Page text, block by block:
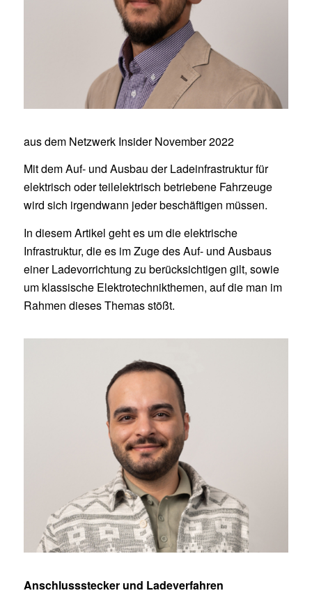
aus dem Netzwerk Insider November 2022
Mit dem Auf- und Ausbau der Ladeinfrastruktur für
elektrisch oder teilelektrisch betriebene Fahrzeuge
wird sich irgendwann jeder beschäftigen müssen.
In diesem Artikel geht es um die elektrische
Infrastruktur, die es im Zuge des Auf- und Ausbaus
einer Ladevorrichtung zu berücksichtigen gilt, sowie
um klassische Elektrotechnikthemen, auf die man im
Rahmen dieses Themas stößt.
Anschlussstecker und Ladeverfahren